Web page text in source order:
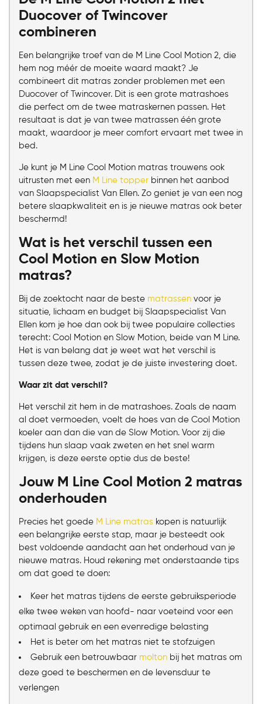
Duocover of Twincover
combineren
Een belangrijke troef van de M Line Cool Motion 2, die
hem nog méér de moeite waard maakt? Je
combineert dit matras zonder problemen met een
Duocover of Twincover. Dit is een grote matrashoes
die perfect om de twee matraskernen passen. Het
resultaat is dat je van twee matrassen één grote
maakt, waardoor je meer comfort ervaart met twee in
bed.
Je kunt je M Line Cool Motion matras trouwens ook
uitrusten met een M Line topper binnen het aanbod
van Slaapspecialist Van Ellen. Zo geniet je van een nog
betere slaapkwaliteit en is je nieuwe matras ook beter
beschermd!
Wat is het verschil tussen een
Cool Motion en Slow Motion
matras?
Bij de zoektocht naar de beste matrassen voor je
situatie, lichaam en budget bij Slaapspecialist Van
Ellen kom je hoe dan ook bij twee populaire collecties
terecht: Cool Motion en Slow Motion, beide van M Line.
Het is van belang dat je weet wat het verschil is
tussen deze twee, zodat je de juiste investering doet.
Waar zit dat verschil?
Het verschil zit hem in de matrashoes. Zoals de naam
al doet vermoeden, voelt de hoes van de Cool Motion
koeler aan dan die van de Slow Motion. Voor zij die
tijdens hun slaap vaak zweten en het snel warm
krijgen, is deze eerste optie dus de beste!
Jouw M Line Cool Motion 2 matras
onderhouden
Precies het goede M Line matras kopen is natuurlijk
een belangrijke eerste stap, maar je besteedt ook
best voldoende aandacht aan het onderhoud van je
nieuwe matras. Houd rekening met onderstaande tips
om dat goed te doen:
Keer het matras tijdens de eerste gebruiksperiode
elke twee weken van hoofd- naar voeteind voor een
optimaal gebruik en een evenredige belasting
Het is beter om het matras niet te stofzuigen
Gebruik een betrouwbaar molton bij het matras om
deze goed te beschermen en de levensduur te
verlengen